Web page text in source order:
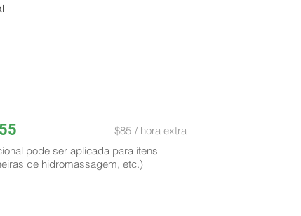
$85 / hora extra
pode ser aplicada para itens
de hidromassagem, etc.)